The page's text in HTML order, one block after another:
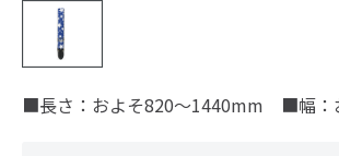
■長さ：およそ820～1440mm ■幅：